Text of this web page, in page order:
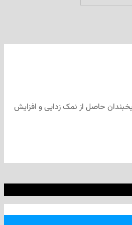
حاصل از نمک زدایی و افزایش